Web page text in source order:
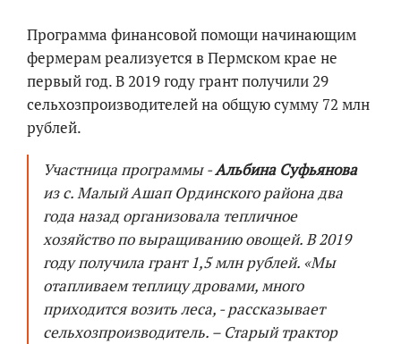
Программа финансовой помощи начинающим
фермерам реализуется в Пермском крае не
первый год. В 2019 году грант получили 29
сельхозпроизводителей на общую сумму 72 млн
рублей.
Участница программы -Альбина Суфьянова
из с. Малый Ашап Ординского района два
года назад организовала тепличное
хозяйство по выращиванию овощей. В 2019
году получила грант 1,5 млн рублей. «Мы
отапливаем теплицу дровами, много
приходится возить леса, - рассказывает
сельхозпроизводитель. – Старый трактор